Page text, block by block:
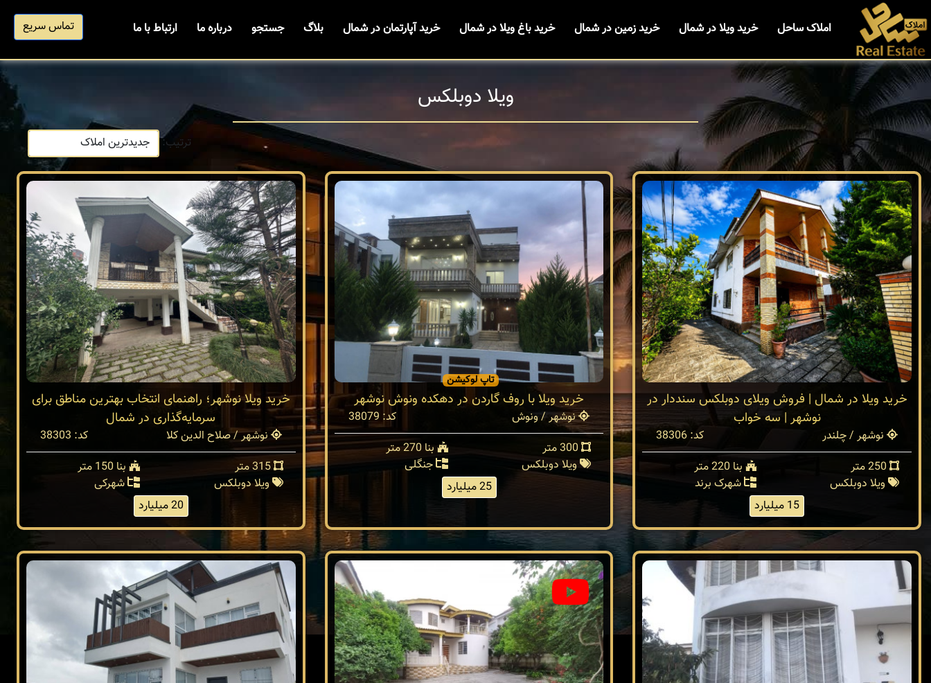
املاک ساحل خرید ویلا در شمال خرید زمین در شمال خرید باغ ویلا در شمال خرید آپارتمان در شمال بلاگ جستجو درباره ما ارتباط با ما تماس سریع
ویلا دوبلکس
ترتیب:
خرید ویلا در شمال | فروش ویلای دوبلکس سنددار در
نوشهر | سه خواب
نوشهر / چلندر
کد: 38306
بنا 220 متر
ویلا دوبلکس
شهرک برند
15 میلیارد
تاپ لوکیشن
خرید ویلا با روف گاردن در دهکده ونوش نوشهر
نوشهر / ونوش
کد: 38079
300 متر
بنا 270 متر
ویلا دوبلکس
جنگلی
25 میلیارد
خرید ویلا نوشهر؛ راهنمای انتخاب بهترین مناطق برای
سرمایه‌گذاری در شمال
نوشهر / صلاح الدین کلا
کد: 38303
315 متر
بنا 150 متر
ویلا دوبلکس
شهرکی
20 میلیارد